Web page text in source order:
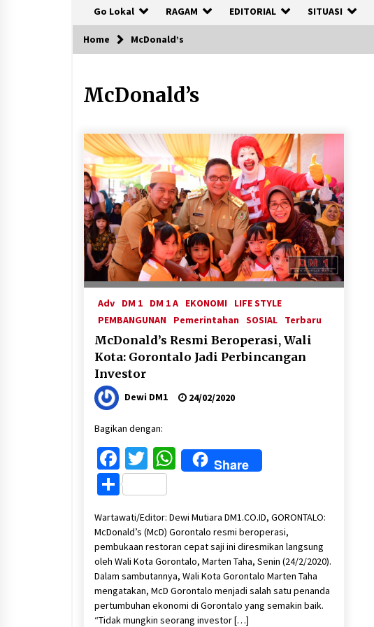
Go Lokal RAGAM EDITORIAL SITUASI
Home McDonald’s
McDonald’s
Adv DM 1 DM 1 A EKONOMI
LIFE STYLE
PEMBANGUNAN
Pemerintahan SOSIAL Terbaru
McDonald’s Resmi Beroperasi, Wali
Kota: Gorontalo Jadi Perbincangan
Investor
Dewi DM1 24/02/2020
Bagikan dengan:
Facebook
Twitter
WhatsApp
Share
Share
Wartawati/Editor: Dewi Mutiara DM1.CO.ID, GORONTALO:
McDonald’s (McD) Gorontalo resmi beroperasi,
pembukaan restoran cepat saji ini diresmikan langsung
oleh Wali Kota Gorontalo, Marten Taha, Senin (24/2/2020).
Dalam sambutannya, Wali Kota Gorontalo Marten Taha
mengatakan, McD Gorontalo menjadi salah satu penanda
pertumbuhan ekonomi di Gorontalo yang semakin baik.
“Tidak mungkin seorang investor […]